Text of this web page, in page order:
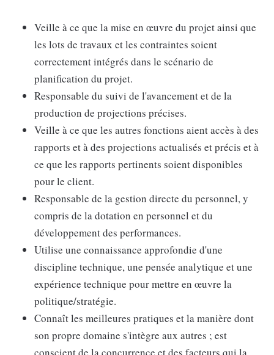
Veille à ce que la mise en œuvre du projet ainsi que
les lots de travaux et les contraintes soient
correctement intégrés dans le scénario de
planification du projet.
Responsable du suivi de l'avancement et de la
production de projections précises.
Veille à ce que les autres fonctions aient accès à des
rapports et à des projections actualisés et précis et à
ce que les rapports pertinents soient disponibles
pour le client.
Responsable de la gestion directe du personnel, y
compris de la dotation en personnel et du
développement des performances.
Utilise une connaissance approfondie d'une
discipline technique, une pensée analytique et une
expérience technique pour mettre en œuvre la
politique/stratégie.
Connaît les meilleures pratiques et la manière dont
son propre domaine s'intègre aux autres ; est